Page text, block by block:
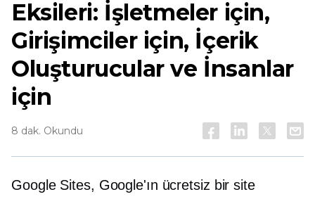
Eksileri: İşletmeler için,
Girişimciler için, İçerik
Oluşturucular ve İnsanlar
için
8 dak. Okundu
Google Sites, Google'ın ücretsiz bir site